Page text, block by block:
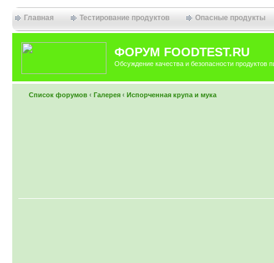
Главная Тестирование продуктов Опасные продукты
ФОРУМ FOODTEST.RU
Обсуждение качества и безопасности продуктов
Список форумов ‹ Галерея ‹ Испорченная крупа и мука